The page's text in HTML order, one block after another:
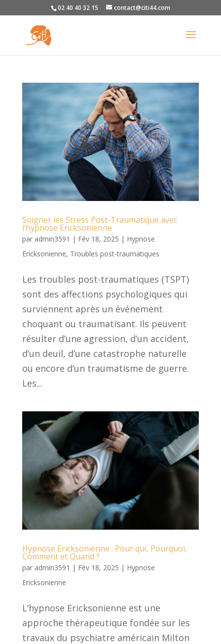
02 40 40 32 15 contact@citi44.com
Soigner les Stress Post-Traumatique avec
l’hypnose Ericksonienne
par admin3591 | Fév 18, 2025 | Hypnose
Ericksonienne, Troubles post-traumatiques
Les troubles post-traumatiques (TSPT)
sont des affections psychologiques qui
surviennent après un événement
choquant ou traumatisant. Ils peuvent
résulter d’une agression, d’un accident,
d’un deuil, d’une catastrophe naturelle
ou encore d’un traumatisme de guerre.
Les...
Hypnose Ericksonienne : Pour qui, Pourquoi,
Comment et Quand ?
par admin3591 | Fév 18, 2025 | Hypnose
Ericksonienne
L’hypnose Ericksonienne est une
approche thérapeutique fondée sur les
travaux du psychiatre américain Milton